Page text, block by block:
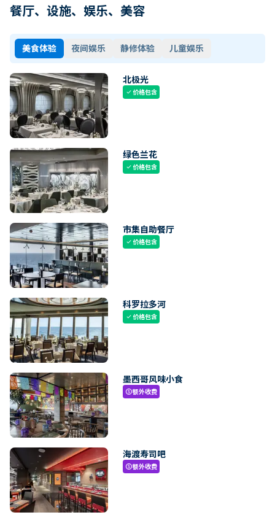
餐厅、设施、娱乐、美容
美食体验 夜间娱乐 静修体验 儿童娱乐
北极光
check价格包含
绿色兰花
check价格包含
市集自助餐厅
check价格包含
科罗拉多河
check价格包含
墨西哥风味小食
paid额外收费
海渡寿司吧
paid额外收费